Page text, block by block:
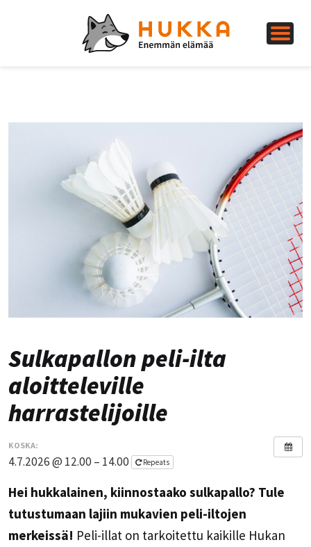
Sulkapallon peli-ilta
aloitteleville
harrastelijoille
KOSKA:
4.7.2026 @ 12.00 – 14.00 Repeats
Hei hukkalainen, kiinnostaako sulkapallo? Tule
tutustumaan lajiin mukavien peli-iltojen
merkeissä! Peli-illat on tarkoitettu kaikille Hukan